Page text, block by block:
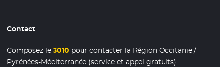
Contact
Composez le3010 pour contacter la Région Occitanie /
Pyrénées-Méditerranée (service et appel gratuits)